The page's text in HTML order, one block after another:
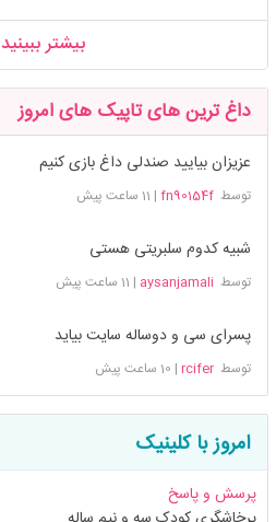
بیشتر ببینید
داغ ترین های تاپیک های امروز
عزیزان بیایید صندلی داغ بازی کنیم
توسطfn90154f
| 11 ساعت پیش
شبیه کدوم سلبریتی هستی
توسط aysanjamali
| 11 ساعت پیش
پسرای سی و دوساله سایت بیاید
توسطrcifer
| 10 ساعت پیش
امروز با کلینیک
پرسش و پاسخ